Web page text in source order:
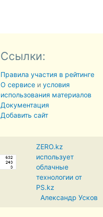
Ссылки:
Правила участия в рейтинге
О сервисеи условия
использования материалов
Документация
Добавить сайт
ZERO.kz
использует
облачные
технологии от
PS.kz
Александр Усков